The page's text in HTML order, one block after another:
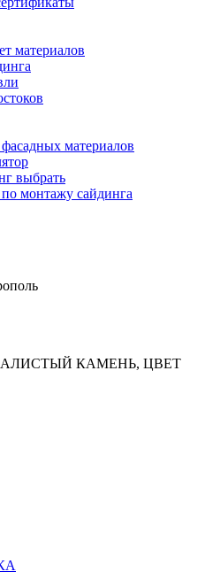
материалов
материалов
выбрать
монтажу сайдинга
КАМЕНЬ, ЦВЕТ